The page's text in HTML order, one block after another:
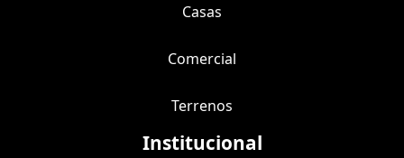
Casas
Comercial
Terrenos
Institucional